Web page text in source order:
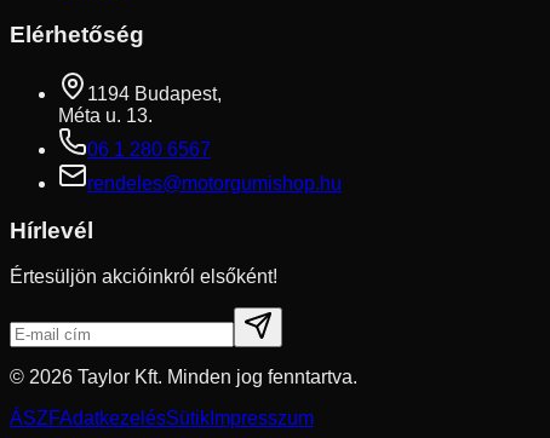
Elérhetőség
1194 Budapest,
Méta u. 13.
06 1 280 6567
rendeles@motorgumishop.hu
Hírlevél
Értesüljön akcióinkról elsőként!
© 2026 Taylor Kft. Minden jog fenntartva.
ÁSZFAdatkezelésSütik Impresszum